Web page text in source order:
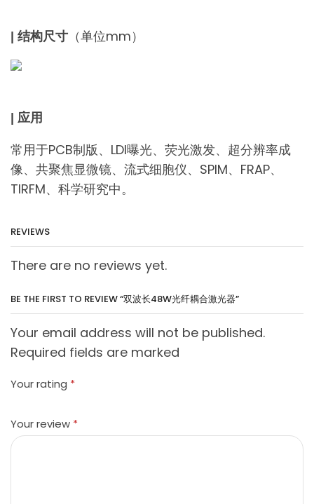
| 结构尺寸 （单位mm）
| 应用
常用于PCB制版、LDI曝光、荧光激发、超分辨率成
像、共聚焦显微镜、流式细胞仪、SPIM、FRAP、
TIRFM、科学研究中。
REVIEWS
There are no reviews yet.
BE THE FIRST TO REVIEW “双波长48W光纤耦合激光器”
Your email address will not be published.
Required fields are marked
Your rating *
Your review *